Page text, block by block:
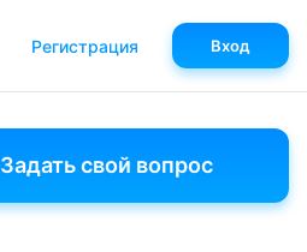
Задать свой вопрос
Регистрация Вход